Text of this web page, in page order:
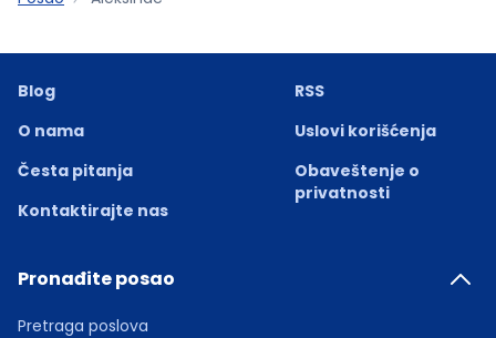
Blog
O nama
Česta pitanja
Kontaktirajte nas
RSS
Uslovi korišćenja
Obaveštenje o
privatnosti
Pronađite posao
Pretraga poslova